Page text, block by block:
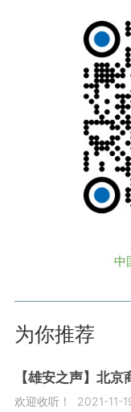
中
为你推荐
【雄安之声】北
欢迎收听！ 2021-11-